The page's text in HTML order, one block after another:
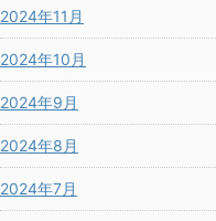
2024年11月
2024年10月
2024年9月
2024年8月
2024年7月